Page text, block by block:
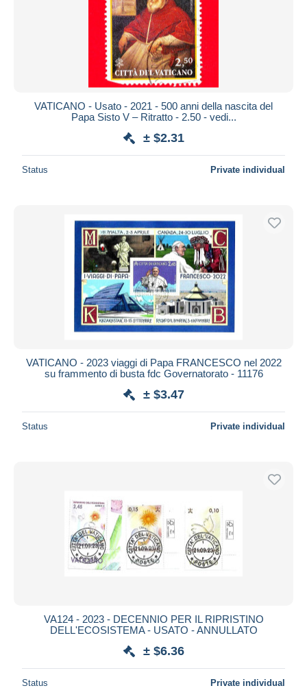
VATICANO - Usato - 2021 - 500 anni della nascita del
Papa Sisto V – Ritratto - 2.50 - vedi...
± $2.31
Status Private individual
VATICANO - 2023 viaggi di Papa FRANCESCO nel 2022
su frammento di busta fdc Governatorato - 11176
± $3.47
Status Private individual
VA124 - 2023 - DECENNIO PER IL RIPRISTINO
DELL'ECOSISTEMA - USATO - ANNULLATO
± $6.36
Status Private individual